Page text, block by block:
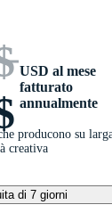
USD al mese
fatturato
annualmente
producono su
creativa
di 7 giorni